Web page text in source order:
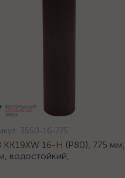
3550-16-775
KK19XW 16-H (Р80), 775 мм,
водостойкий,